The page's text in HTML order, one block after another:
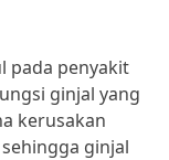
pada penyakit
ginjal yang
kerusakan
ginjal